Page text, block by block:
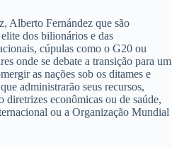
Alberto Fernández que são
dos bilionários e das
cúpulas como o G20 ou
onde se debate a transição para um
as nações sob os ditames e
administrarão seus recursos,
diretrizes econômicas ou de saúde,
ou a Organização Mundial